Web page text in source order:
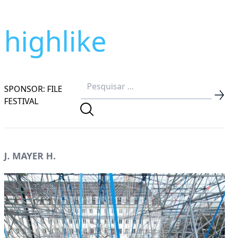
highlike
SPONSOR: FILE
FESTIVAL
J. MAYER H.